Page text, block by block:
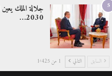
5 جلالة الملك
2030…
السابق التالي 1 من 1٬425